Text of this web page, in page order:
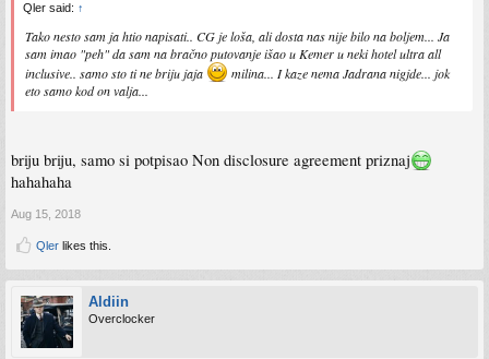
Qler said: ↑
Tako nesto sam ja htio napisati.. CG je loša, ali dosta nas nije bilo na boljem... Ja
sam imao "peh" da sam na bračno putovanje išao u Kemer u neki hotel ultra all
inclusive.. samo sto ti ne briju jaja
milina... I kaze nema Jadrana nigjde... jok
eto samo kod on valja...
briju briju, samo si potpisao Non disclosure agreement priznaj
hahahaha
Aug 15, 2018
Qler likes this.
Aldiin
Overclocker